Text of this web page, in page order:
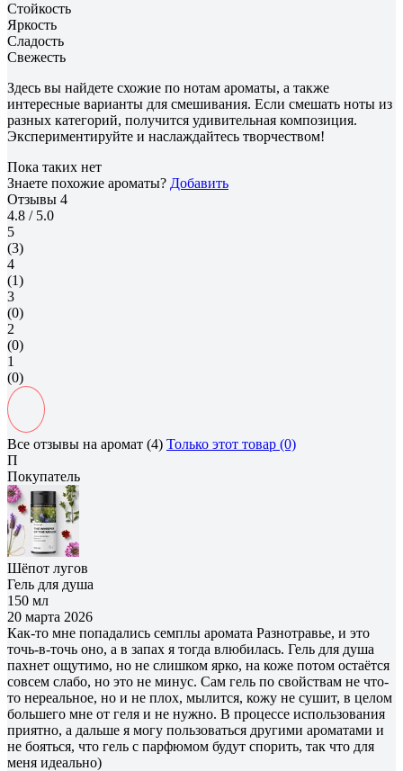
Стойкость
Яркость
Сладость
Свежесть
Здесь вы найдете схожие по нотам ароматы, а также
интересные варианты для смешивания. Если смешать ноты из
разных категорий, получится удивительная композиция.
Экспериментируйте и наслаждайтесь творчеством!
Пока таких нет
Знаете похожие ароматы? Добавить
Отзывы 4
4.8 / 5.0
5
(3)
4
(1)
3
(0)
2
(0)
1
(0)
Все отзывы на аромат (4) Только этот товар (0)
П
Покупатель
Шёпот лугов
Гель для душа
150 мл
20 марта 2026
Как-то мне попадались семплы аромата Разнотравье, и это
точь-в-точь оно, а в запах я тогда влюбилась. Гель для душа
пахнет ощутимо, но не слишком ярко, на коже потом остаётся
совсем слабо, но это не минус. Сам гель по свойствам не что-
то нереальное, но и не плох, мылится, кожу не сушит, в целом
большего мне от геля и не нужно. В процессе использования
приятно, а дальше я могу пользоваться другими ароматами и
не бояться, что гель с парфюмом будут спорить, так что для
меня идеально)